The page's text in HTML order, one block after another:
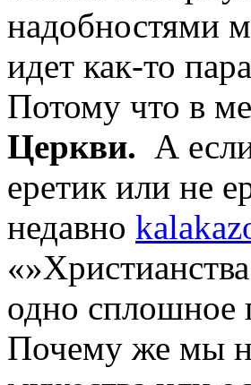
надобностями
идет как-то
Потому что в
Церкви. А
еретик или не
недавно
одно сплошное
Почему же мы